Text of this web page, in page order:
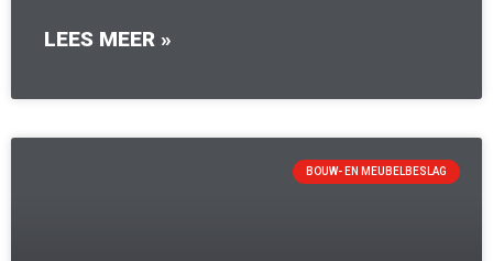
LEES MEER »
BOUW- EN MEUBELBESLAG